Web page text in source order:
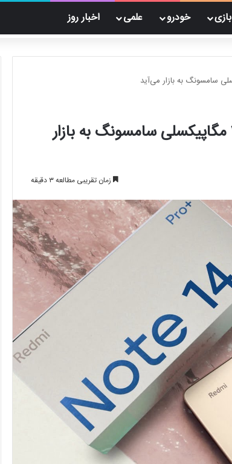
بازی خودرو علمی اخبار روز
ردمی نوت ۱۴ پرو شیائومی با دوربین ۲۰۰ مگاپیکسلی سامسونگ به بازار
زمان تقریبی مطالعه ۳ دقیقه